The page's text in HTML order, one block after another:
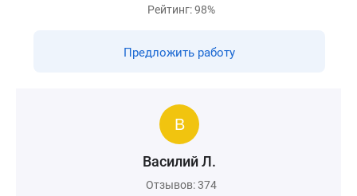
Рейтинг: 98%
Предложить работу
Василий Л.
Отзывов: 374